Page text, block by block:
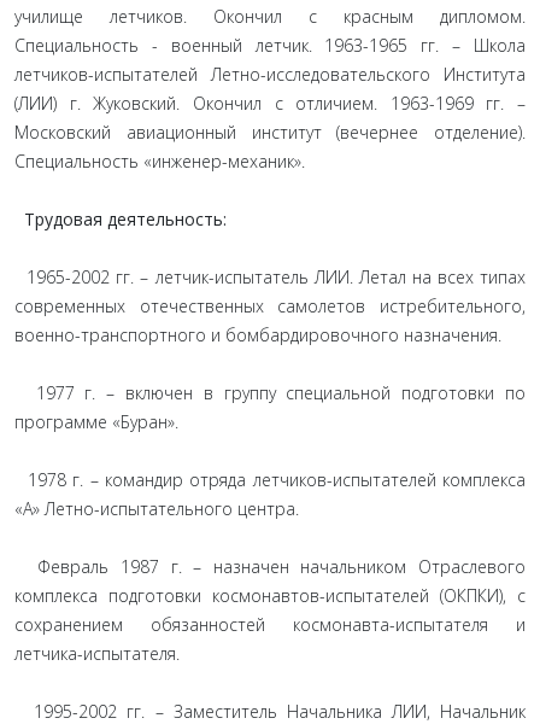
училище летчиков. Окончил с красным дипломом.
Специальность - военный летчик. 1963-1965 гг. – Школа
летчиков-испытателей Летно-исследовательского Института
(ЛИИ) г. Жуковский. Окончил с отличием. 1963-1969 гг. –
Московский авиационный институт (вечернее отделение).
Специальность «инженер-механик».
Трудовая деятельность:
1965-2002 гг. – летчик-испытатель ЛИИ. Летал на всех типах
современных отечественных самолетов истребительного,
военно-транспортного и бомбардировочного назначения.
1977 г. – включен в группу специальной подготовки по
программе «Буран».
1978 г. – командир отряда летчиков-испытателей комплекса
«А» Летно-испытательного центра.
Февраль 1987 г. – назначен начальником Отраслевого
комплекса подготовки космонавтов-испытателей (ОКПКИ), с
сохранением обязанностей космонавта-испытателя и
летчика-испытателя.
1995-2002 гг. – Заместитель Начальника ЛИИ, Начальник